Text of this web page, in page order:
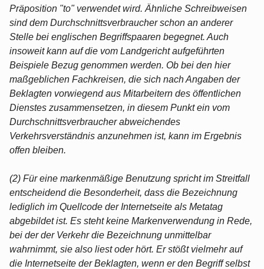
Präposition "to" verwendet wird. Ähnliche Schreibweisen
sind dem Durchschnittsverbraucher schon an anderer
Stelle bei englischen Begriffspaaren begegnet. Auch
insoweit kann auf die vom Landgericht aufgeführten
Beispiele Bezug genommen werden. Ob bei den hier
maßgeblichen Fachkreisen, die sich nach Angaben der
Beklagten vorwiegend aus Mitarbeitern des öffentlichen
Dienstes zusammensetzen, in diesem Punkt ein vom
Durchschnittsverbraucher abweichendes
Verkehrsverständnis anzunehmen ist, kann im Ergebnis
offen bleiben.
(2) Für eine markenmäßige Benutzung spricht im Streitfall
entscheidend die Besonderheit, dass die Bezeichnung
lediglich im Quellcode der Internetseite als Metatag
abgebildet ist. Es steht keine Markenverwendung in Rede,
bei der der Verkehr die Bezeichnung unmittelbar
wahrnimmt, sie also liest oder hört. Er stößt vielmehr auf
die Internetseite der Beklagten, wenn er den Begriff selbst